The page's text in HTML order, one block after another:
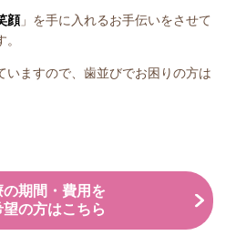
顔」を手に入れるお手伝いをさせて
いますので、歯並びでお困りの方は
期間・費用を
の方はこちら